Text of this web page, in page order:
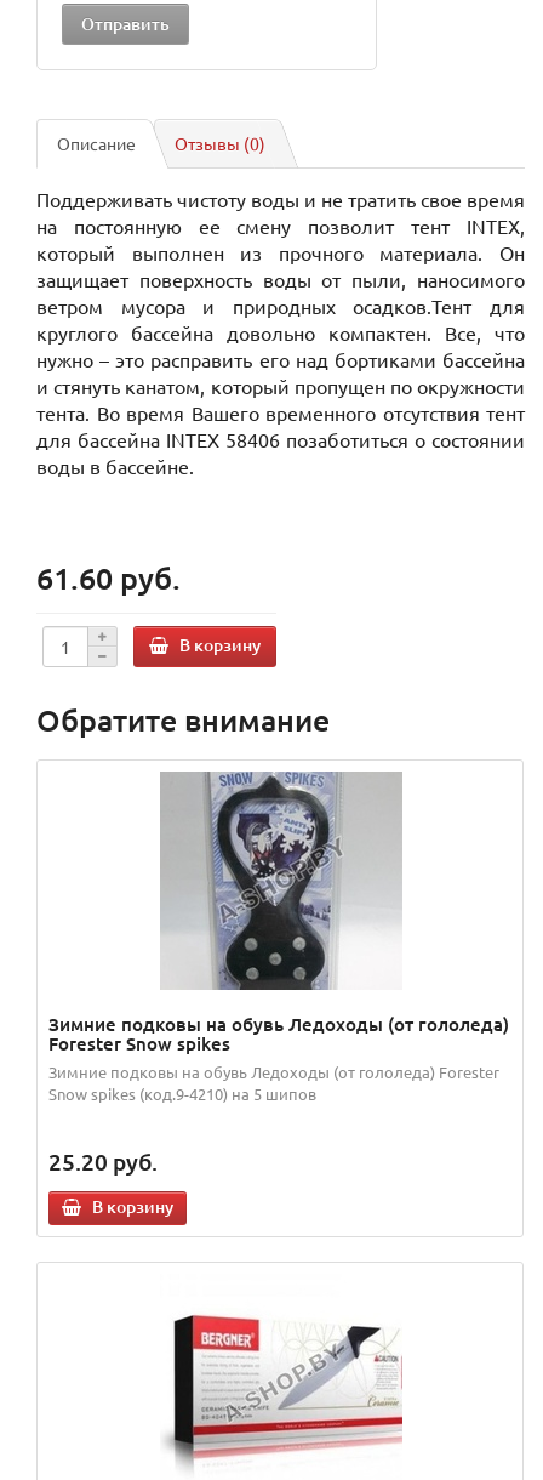
Описание Отзывы (0)
Поддерживать чистоту воды и не тратить свое время
на постоянную ее смену позволит тент INTEX,
который выполнен из прочного материала. Он
защищает поверхность воды от пыли, наносимого
ветром мусора и природных осадков.Тент для
круглого бассейна довольно компактен. Все, что
нужно – это расправить его над бортиками бассейна
и стянуть канатом, который пропущен по окружности
тента. Во время Вашего временного отсутствия тент
для бассейна INTEX 58406 позаботиться о состоянии
воды в бассейне.
61.60 руб.
В корзину
Обратите внимание
Зимние подковы на обувь Ледоходы (от гололеда)
Forester Snow spikes
Зимние подковы на обувь Ледоходы (от гололеда) Forester
Snow spikes (код.9-4210) на 5 шипов
25.20 руб.
В корзину